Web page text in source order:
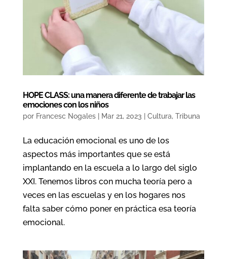
HOPE CLASS: una manera diferente de trabajar las
emociones con los niños
por Francesc Nogales| Mar 21, 2023 Cultura, Tribuna
La educación emocional es uno de los
aspectos más importantes que se está
implantando en la escuela a lo largo del siglo
XXI. Tenemos libros con mucha teoría pero a
veces en las escuelas y en los hogares nos
falta saber cómo poner en práctica esa teoría
emocional.